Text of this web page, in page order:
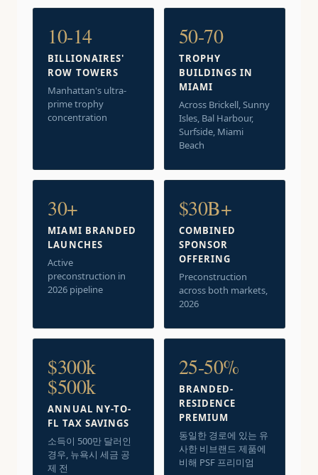
10-14
BILLIONAIRES'
ROW TOWERS
Manhattan's ultra-
prime trophy
concentration
50-70
TROPHY
BUILDINGS IN
MIAMI
Across Brickell, Sunny
Isles, Bal Harbour,
Surfside, Miami
Beach
30+
MIAMI BRANDED
LAUNCHES
Active
preconstruction in
2026 pipeline
$30B+
COMBINED
SPONSOR
OFFERING
Preconstruction
across both markets,
2026
$300k
$500k
ANNUAL NY-TO-
FL TAX SAVINGS
소득이 500만 달러인
경우, 뉴욕시 세금 공
제 전
25-50%
BRANDED-
RESIDENCE
PREMIUM
동일한 경로에 있는 유
사한 비브랜드 제품에
비해 PSF 프리미엄